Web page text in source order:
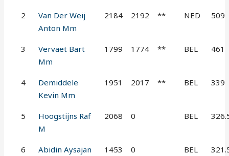
2
Van Der Weij
Anton Mm
2184 2192 ** NED 509
3
Vervaet Bart
Mm
1799 1774 ** BEL 461
4
Demiddele
Kevin Mm
1951 2017 ** BEL 339
5
Hoogstijns Raf
M
2068 0 BEL
6
Abidin Aysajan
1453 0 BEL